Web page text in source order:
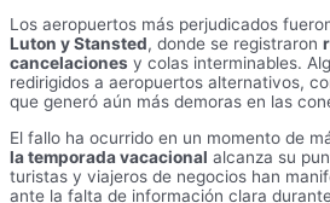
Los aeropuertos más perjudicados
Luton y Stansted, donde se registraron
cancelaciones y colas interminables.
redirigidos a aeropuertos alternativos,
que generó aún más demoras en las
El fallo ha ocurrido en un momento de
la temporada vacacional alcanza su
turistas y viajeros de negocios han
ante la falta de información clara